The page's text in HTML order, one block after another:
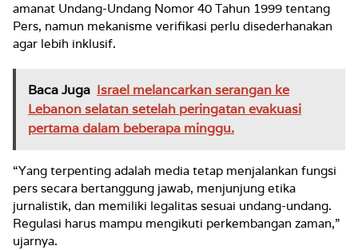
amanat Undang-Undang Nomor 40 Tahun 1999 tentang
Pers, namun mekanisme verifikasi perlu disederhanakan
agar lebih inklusif.
Baca Juga Israel melancarkan serangan ke
Lebanon selatan setelah peringatan evakuasi
pertama dalam beberapa minggu.
“Yang terpenting adalah media tetap menjalankan fungsi
pers secara bertanggung jawab, menjunjung etika
jurnalistik, dan memiliki legalitas sesuai undang-undang.
Regulasi harus mampu mengikuti perkembangan zaman,”
ujarnya.